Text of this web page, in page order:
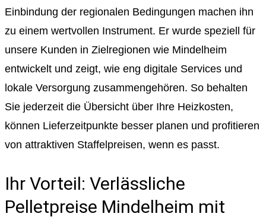
Einbindung der regionalen Bedingungen machen ihn
zu einem wertvollen Instrument. Er wurde speziell für
unsere Kunden in Zielregionen wie Mindelheim
entwickelt und zeigt, wie eng digitale Services und
lokale Versorgung zusammengehören. So behalten
Sie jederzeit die Übersicht über Ihre Heizkosten,
können Lieferzeitpunkte besser planen und profitieren
von attraktiven Staffelpreisen, wenn es passt.
Ihr Vorteil: Verlässliche
Pelletpreise Mindelheim mit